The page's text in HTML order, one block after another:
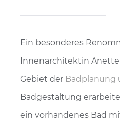
Ein besonderes
Innenarchitektin
Gebiet der Badplanung
Badgestaltung
ein vorhandenes Bad